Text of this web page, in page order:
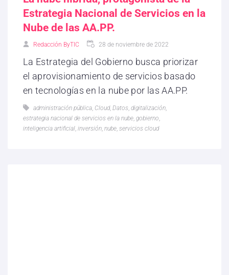
Estrategia Nacional de Servicios en la
Nube de las AA.PP.
Redacción ByTIC 28 de noviembre de 2022
La Estrategia del Gobierno busca priorizar
el aprovisionamiento de servicios basado
en tecnologías en la nube por las AA.PP.
administración pública Cloud, Datos digitalización
estrategia nacional de servicios en la nube gobierno
inteligencia artificial inversión nube servicios cloud